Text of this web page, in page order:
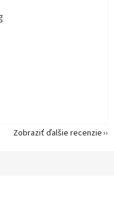
5 hviezdičiek.
5 hviezdičiek.
Zobraziť ďalšie recenzie